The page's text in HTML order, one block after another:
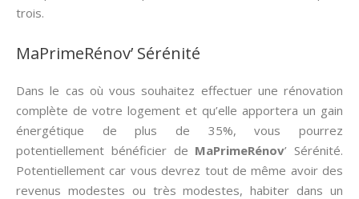
trois.
MaPrimeRénov’ Sérénité
Dans le cas où vous souhaitez effectuer une rénovation
complète de votre logement et qu’elle apportera un gain
énergétique de plus de 35%, vous pourrez
potentiellement bénéficier de MaPrimeRénov’ Sérénité.
Potentiellement car vous devrez tout de même avoir des
revenus modestes ou très modestes, habiter dans un